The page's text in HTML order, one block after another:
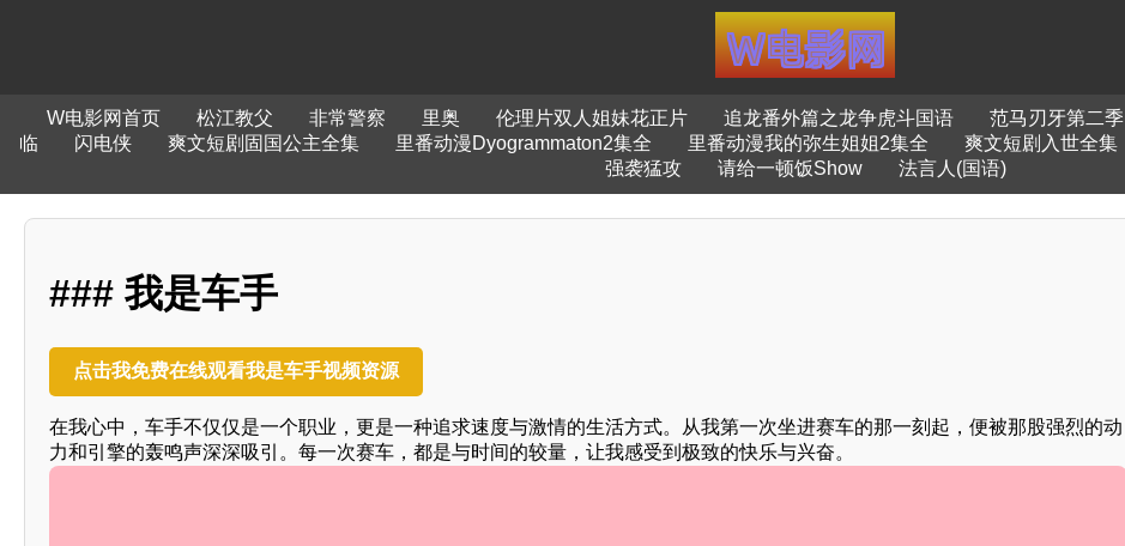
W电影网首页 松江教父 非常警察 里奥 伦理片双人姐妹花正片 追龙番外篇之龙争虎斗国语 范马刃牙第二季
临
闪电侠 爽文短剧固国公主全集 里番动漫Dyogrammaton2集全 里番动漫我的弥生姐姐2集全 爽文短剧入世全集
强袭猛攻
请给一顿饭Show 法言人(国语)
### 我是车手
点击我免费在线观看我是车手视频资源
在我心中，车手不仅仅是一个职业，更是一种追求速度与激情的生活方式。从我第一次坐进赛车的那一刻起，便被那股强烈的动
力和引擎的轰鸣声深深吸引。每一次赛车，都是与时间的较量，让我感受到极致的快乐与兴奋。